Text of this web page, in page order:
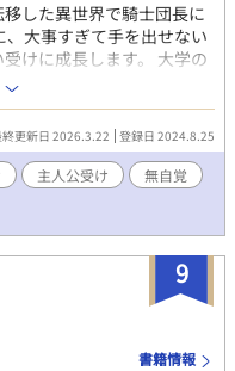
した異世界で騎士団長に
大事すぎて手を出せない
けに成長します。 大学の
至上主義の異世界に転移
をアルシュタイン国の騎士
生きていくために魔法を習
とが分かって騒がれた
ルトを意識してしまった
ら、過保護が加速したリ
きもきした遥は無自覚に
アなもだもだと、しっか
は※をマークします) ⚠︎︎攻め
更新日 2026.3.22 登録日 2024.8.25
主人公受け
無自覚
9
書籍情報